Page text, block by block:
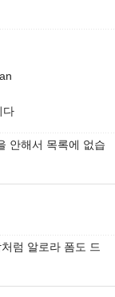
다
안해서 목록에 없습
럼 알로라 폼도 드